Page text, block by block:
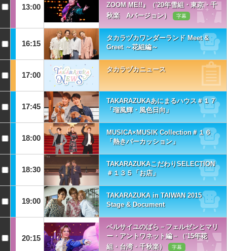
13:00
ZOOM ME!!』（'20年雪組・東京・千
秋楽 Aバージョン）
字幕
16:15
タカラヅカワンダーランド Meet &
Greet ～花組編～
17:00
タカラヅカニュース
17:45
TAKARAZUKAあにまるハウス＃１７
「瑠風輝・風色日向」
18:00
MUSICA×MUSIK Collection＃１６
「熱きパーカッション」
18:30
TAKARAZUKAこだわりSELECTION
＃１３５「お店」
19:00
TAKARAZUKA in TAIWAN 2015
Stage & Document
20:15
ベルサイユのばら－フェルゼンとマリ
ー・アントワネット編－（'15年花
組・台湾・千秋楽）
字幕